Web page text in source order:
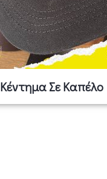
Κέντημα Σε Καπέλο